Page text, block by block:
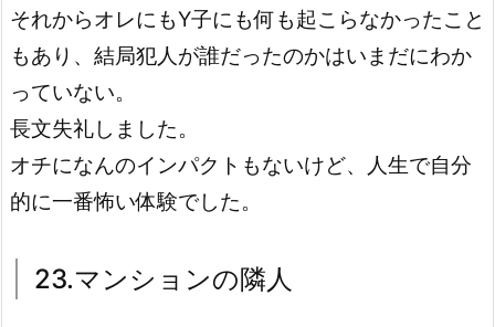
それからオレにもY子にも何も起こらなかったこと
もあり、結局犯人が誰だったのかはいまだにわか
っていない。
長文失礼しました。
オチになんのインパクトもないけど、人生で自分
的に一番怖い体験でした。
23.マンションの隣人